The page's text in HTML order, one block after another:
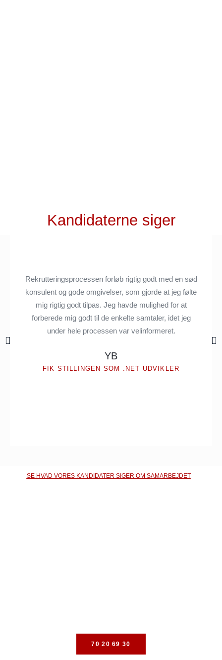
Kandidaterne siger
Rekrutteringsprocessen forløb rigtig godt med en sød
konsulent og gode omgivelser, som gjorde at jeg følte
mig rigtig godt tilpas. Jeg havde mulighed for at
forberede mig godt til de enkelte samtaler, idet jeg
under hele processen var velinformeret.
YB
FIK STILLINGEN SOM .NET UDVIKLER
SE HVAD VORES KANDIDATER SIGER OM SAMARBEJDET
70 20 69 30